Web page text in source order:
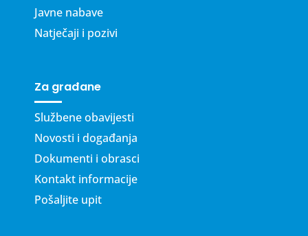
Javne nabave
Natječaji i pozivi
Za građane
Službene obavijesti
Novosti i događanja
Dokumenti i obrasci
Kontakt informacije
Pošaljite upit